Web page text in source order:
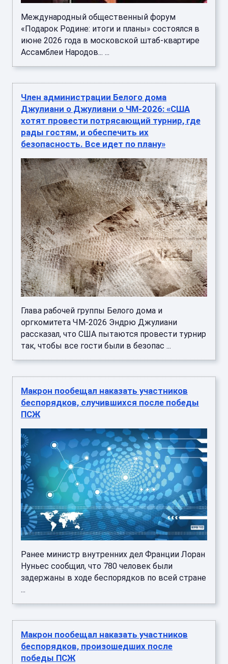
Международный общественный форум
«Подарок Родине: итоги и планы» состоялся в
июне 2026 года в московской штаб-квартире
Ассамблеи Народов... ...
Член администрации Белого дома
Джулиани о Джулиани о ЧМ-2026: «США
хотят провести потрясающий турнир, где
рады гостям, и обеспечить их
безопасность. Все идет по плану»
Глава рабочей группы Белого дома и
оргкомитета ЧМ-2026 Эндрю Джулиани
рассказал, что США пытаются провести турнир
так, чтобы все гости были в безопас ...
Макрон пообещал наказать участников
беспорядков, случившихся после победы
ПСЖ
Ранее министр внутренних дел Франции Лоран
Нуньес сообщил, что 780 человек были
задержаны в ходе беспорядков по всей стране
...
Макрон пообещал наказать участников
беспорядков, произошедших после
победы ПСЖ